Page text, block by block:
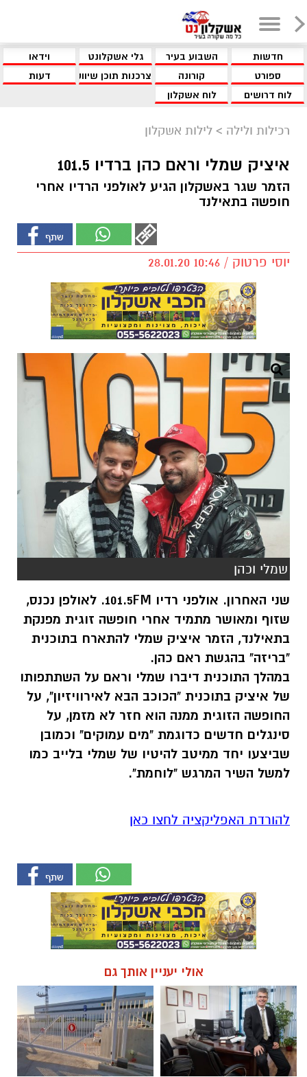
חדשות השבוע בעיר גלי אשקלונט
וידאו
ספורט
קורונה צרכנות תוכן שיווקי
דעות
לוח דרושים
לוח אשקלון
רכילות ולילה > לילות אשקלון
איציק שמלי וראם כהן ברדיו 101.5
הזמר שגר באשקלון הגיע לאולפני הרדיו אחרי
חופשה בתאילנד
יוסי פרטוק / 10:46 28.01.20
שמלי וכהן
שני האחרון. אולפני רדיו 101.5FM. לאולפן נכנס,
שזוף ומאושר מתמיד אחרי חופשה זוגית מפנקת
בתאילנד, הזמר איציק שמלי להתארח בתוכנית
"בריזה" בהגשת ראם כהן.
במהלך התוכנית דיברו שמלי וראם על השתתפותו
של איציק בתוכנית "הכוכב הבא לאירוויזיון", על
החופשה הזוגית ממנה הוא חזר לא מזמן, על
סינגלים חדשים כדוגמת "מים עמוקים" וכמובן
שביצעו יחד ממיטב להיטיו של שמלי בלייב כמו
למשל השיר המרגש "לוחמת".
להורדת האפליקציה לחצו כאן
אולי יעניין אותך גם